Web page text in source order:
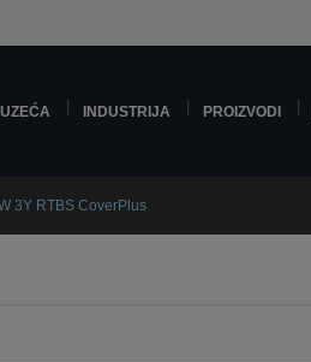
INDUSTRIJA PROIZVODI
3Y RTBS CoverPlus